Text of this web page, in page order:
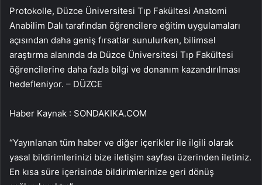
Protokolle, Düzce Üniversitesi Tıp Fakültesi Anatomi
Anabilim Dalı tarafından öğrencilere eğitim uygulamaları
açısından daha geniş fırsatlar sunulurken, bilimsel
araştırma alanında da Düzce Üniversitesi Tıp Fakültesi
öğrencilerine daha fazla bilgi ve donanım kazandırılması
hedefleniyor. – DÜZCE
Haber Kaynak : SONDAKIKA.COM
“Yayınlanan tüm haber ve diğer içerikler ile ilgili olarak
yasal bildirimlerinizi bize iletişim sayfası üzerinden iletiniz.
En kısa süre içerisinde bildirimlerinize geri dönüş